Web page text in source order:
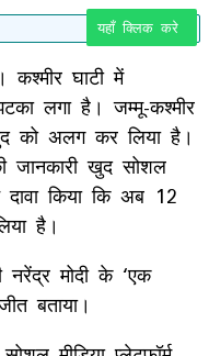
यहाँ क्लिक करे
घाटी में
लगा है। जम्मू-कश्मीर
को अलग कर लिया है।
जानकारी खुद सोशल
दावा किया कि अब 12
है।
मोदी के ‘एक
बताया।